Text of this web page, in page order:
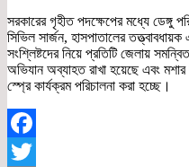
সরকারের গৃহীত পদক্ষেপের মধ্যে ডেঙ্গু
সিভিল সার্জন, হাসপাতালের
সংশ্লিষ্টদের নিয়ে প্রতিটি জেলায়
অভিযান অব্যাহত রাখা হয়েছে এবং মশার
স্প্রে কার্যক্রম পরিচালনা করা হচ্ছে।
Facebook